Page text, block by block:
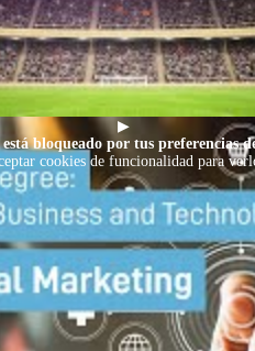
▶
bloqueado por tus preferencias
cookies de funcionalidad para